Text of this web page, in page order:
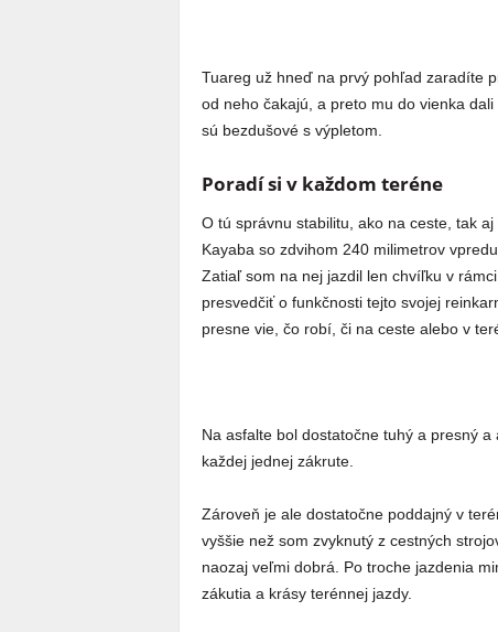
Tuareg už hneď na prvý pohľad zaradíte
od neho čakajú, a preto mu do vienka
sú bezdušové s výpletom.
Poradí si v každom teréne
O tú správnu stabilitu, ako na ceste, tak
Kayaba so zdvihom 240 milimetrov
Zatiaľ som na nej jazdil len chvíľku v
presvedčiť o funkčnosti tejto svojej
presne vie, čo robí, či na ceste alebo v
Na asfalte bol dostatočne tuhý a presný
každej jednej zákrute.
Zároveň je ale dostatočne poddajný v
vyššie než som zvyknutý z cestných
naozaj veľmi dobrá. Po troche jazdenia
zákutia a krásy terénnej jazdy.